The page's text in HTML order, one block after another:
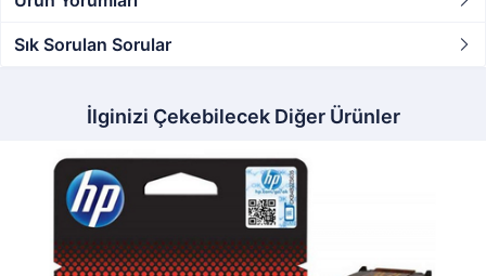
Sık Sorulan Sorular
İlginizi Çekebilecek Diğer Ürünler